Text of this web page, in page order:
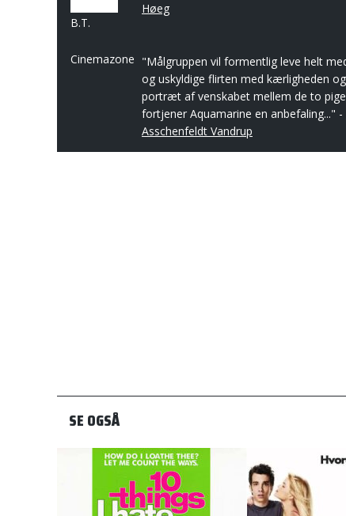
B.T.
Høeg
Cinemazone "Målgruppen vil formentlig leve helt
og uskyldige flirten med kærligheden
portræt af venskabet mellem de to
fortjener Aquamarine en anbefaling..." -
Asschenfeldt Vandrup
SE OGSÅ